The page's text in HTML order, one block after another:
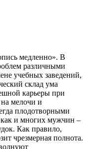
медленно». В
различными
учебных заведений,
склад ума
карьеры при
на мелочи и
плодотворными
как и многих мужчин –
Как правило,
чрезмерная полнота.